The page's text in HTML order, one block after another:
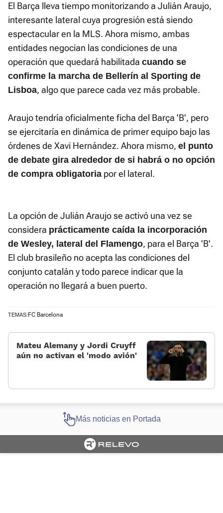
El Barça lleva tiempo monitorizando a Julián Araujo,
interesante lateral cuya progresión está siendo
espectacular en la MLS. Ahora mismo, ambas
entidades negocian las condiciones de una
operación que quedará habilitada cuando se
confirme la marcha de Bellerín al Sporting de
Lisboa, algo que parece cada vez más probable.
Araujo tendría oficialmente ficha del Barça 'B', pero
se ejercitaría en dinámica de primer equipo bajo las
órdenes de Xavi Hernández. Ahora mismo, el punto
de debate gira alrededor de si habrá o no opción
de compra obligatoria por el lateral.
La opción de Julián Araujo se activó una vez se
considera prácticamente caída la incorporación
de Wesley, lateral del Flamengo, para el Barça 'B'.
El club brasileño no acepta las condiciones del
conjunto catalán y todo parece indicar que la
operación no llegará a buen puerto.
TEMAS: FC Barcelona
Mateu Alemany y Jordi Cruyff
aún no activan el 'modo avión'
Más noticias en Portada